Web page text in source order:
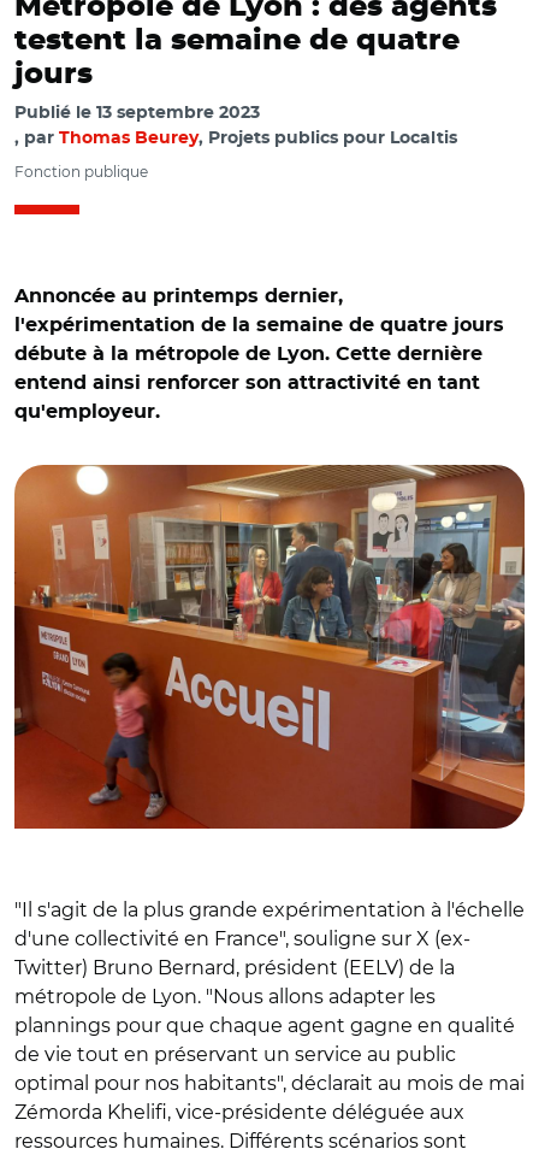
Métropole de Lyon : des agents
testent la semaine de quatre
jours
Publié le 13 septembre 2023
par Thomas Beurey, Projets publics pour Localtis
Fonction publique
Annoncée au printemps dernier,
l'expérimentation de la semaine de quatre jours
débute à la métropole de Lyon. Cette dernière
entend ainsi renforcer son attractivité en tant
qu'employeur.
"Il s'agit de la plus grande expérimentation à l'échelle
d'une collectivité en France", souligne sur X (ex-
Twitter) Bruno Bernard, président (EELV) de la
métropole de Lyon. "Nous allons adapter les
plannings pour que chaque agent gagne en qualité
de vie tout en préservant un service au public
optimal pour nos habitants", déclarait au mois de mai
Zémorda Khelifi, vice-présidente déléguée aux
ressources humaines. Différents scénarios sont